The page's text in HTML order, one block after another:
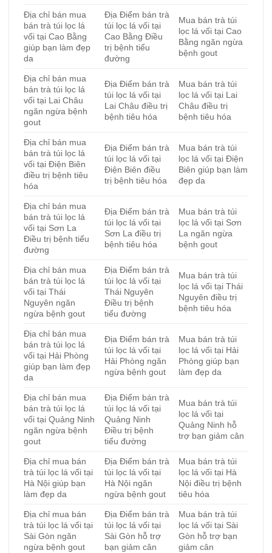
Địa chỉ bán mua
bán trà túi lọc lá
vối tại Cao Bằng
giúp bạn làm đẹp
da
Địa Điểm bán trà
túi lọc lá vối tại
Cao Bằng Điều
trị bệnh tiểu
đường
Mua bán trà túi
lọc lá vối tại Cao
Bằng ngăn ngừa
bệnh gout
Địa chỉ bán mua
bán trà túi lọc lá
vối tại Lai Châu
ngăn ngừa bệnh
gout
Địa Điểm bán trà
túi lọc lá vối tại
Lai Châu điều trị
bệnh tiêu hóa
Mua bán trà túi
lọc lá vối tại Lai
Châu điều trị
bệnh tiêu hóa
Địa chỉ bán mua
bán trà túi lọc lá
vối tại Điện Biên
điều trị bệnh tiêu
hóa
Địa Điểm bán trà
túi lọc lá vối tại
Điện Biên điều
trị bệnh tiêu hóa
Mua bán trà túi
lọc lá vối tại Điện
Biên giúp bạn làm
đẹp da
Địa chỉ bán mua
bán trà túi lọc lá
vối tại Sơn La
Điều trị bệnh tiểu
đường
Địa Điểm bán trà
túi lọc lá vối tại
Sơn La điều trị
bệnh tiêu hóa
Mua bán trà túi
lọc lá vối tại Sơn
La ngăn ngừa
bệnh gout
Địa chỉ bán mua
bán trà túi lọc lá
vối tại Thái
Nguyên ngăn
ngừa bệnh gout
Địa Điểm bán trà
túi lọc lá vối tại
Thái Nguyên
Điều trị bệnh
tiểu đường
Mua bán trà túi
lọc lá vối tại Thái
Nguyên điều trị
bệnh tiêu hóa
Địa chỉ bán mua
bán trà túi lọc lá
vối tại Hải Phòng
giúp bạn làm đẹp
da
Địa Điểm bán trà
túi lọc lá vối tại
Hải Phòng ngăn
ngừa bệnh gout
Mua bán trà túi
lọc lá vối tại Hải
Phòng giúp bạn
làm đẹp da
Địa chỉ bán mua
bán trà túi lọc lá
vối tại Quảng Ninh
ngăn ngừa bệnh
gout
Địa Điểm bán trà
túi lọc lá vối tại
Quảng Ninh
Điều trị bệnh
tiểu đường
Mua bán trà túi
lọc lá vối tại
Quảng Ninh hỗ
trợ bạn giảm cân
Địa chỉ mua bán
trà túi lọc lá vối tại
Hà Nội giúp bạn
làm đẹp da
Địa Điểm bán trà
túi lọc lá vối tại
Hà Nội ngăn
ngừa bệnh gout
Mua bán trà túi
lọc lá vối tại Hà
Nội điều trị bệnh
tiêu hóa
Địa chỉ mua bán
trà túi lọc lá vối tại
Sài Gòn ngăn
ngừa bệnh gout
Địa Điểm bán trà
túi lọc lá vối tại
Sài Gòn hỗ trợ
bạn giảm cân
Mua bán trà túi
lọc lá vối tại Sài
Gòn hỗ trợ bạn
giảm cân